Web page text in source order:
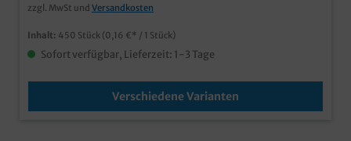
zzgl. MwSt und Versandkosten
Inhalt: 450 Stück (0,16 €* / 1 Stück)
Sofort verfügbar, Lieferzeit: 1-3 Tage
Verschiedene Varianten